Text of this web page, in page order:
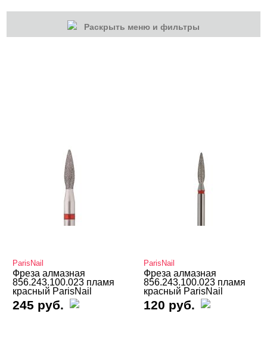
Раскрыть меню и фильтры
Дизайн ногтей
Инструменты
Пилки, блоки
Уход
Фрезы, боры, колпачки
ParisNail
Фреза алмазная
856.243.100.023 пламя
красный ParisNail
245 руб.
ParisNail
Фреза алмазная
856.243.100.023 пламя
красный ParisNail
120 руб.